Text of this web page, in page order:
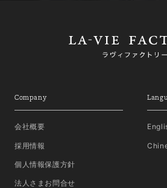
Company
会社概要
採用情報
個人情報保護方針
法人さまお問合せ